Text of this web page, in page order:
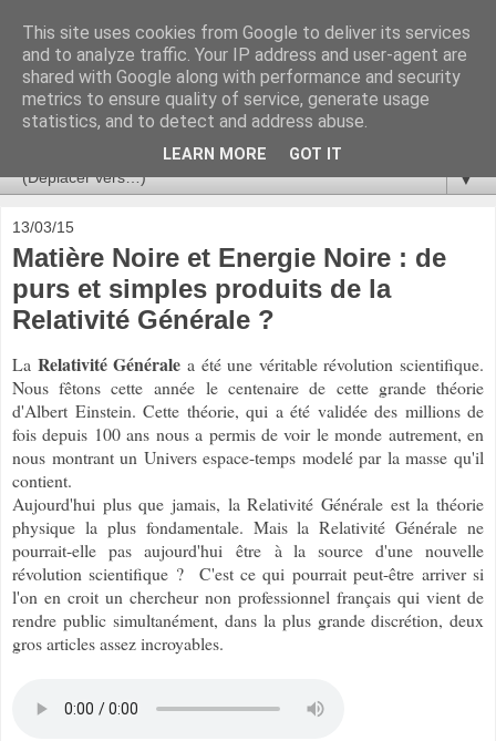
Ça se passe là haut
Astronomie, Astrophysique, Astroparticules, Cosmologie.
L'infini se contemple, indéfiniment. ISSN 2272-5768
▼
13/03/15
Matière Noire et Energie Noire : de
purs et simples produits de la
Relativité Générale ?
La Relativité Générale a été une véritable révolution scientifique.
Nous fêtons cette année le centenaire de cette grande théorie
d'Albert Einstein. Cette théorie, qui a été validée des millions de
fois depuis 100 ans nous a permis de voir le monde autrement, en
nous montrant un Univers espace-temps modelé par la masse qu'il
contient.
Aujourd'hui plus que jamais, la Relativité Générale est la théorie
physique la plus fondamentale. Mais la Relativité Générale ne
pourrait-elle pas aujourd'hui être à la source d'une nouvelle
révolution scientifique ? C'est ce qui pourrait peut-être arriver si
l'on en croit un chercheur non professionnel français qui vient de
rendre public simultanément, dans la plus grande discrétion, deux
gros articles assez incroyables.
This site uses cookies from Google to deliver its services
and to analyze traffic. Your IP address and user-agent are
shared with Google along with performance and security
metrics to ensure quality of service, generate usage
statistics, and to detect and address abuse.
LEARN MORE GOT IT